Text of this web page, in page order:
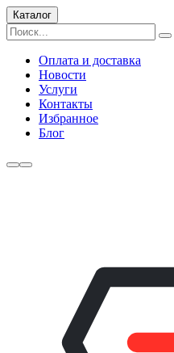
Каталог
Оплата и доставка
Новости
Услуги
Контакты
Избранное
Блог